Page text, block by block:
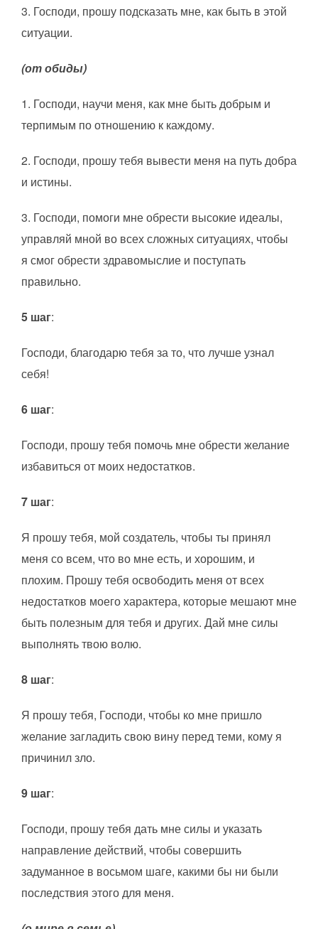
3. Господи, прошу подсказать мне, как быть в этой
ситуации.
(от обиды)
1. Господи, научи меня, как мне быть добрым и
терпимым по отношению к каждому.
2. Господи, прошу тебя вывести меня на путь добра
и истины.
3. Господи, помоги мне обрести высокие идеалы,
управляй мной во всех сложных ситуациях, чтобы
я смог обрести здравомыслие и поступать
правильно.
5 шаг:
Господи, благодарю тебя за то, что лучше узнал
себя!
6 шаг:
Господи, прошу тебя помочь мне обрести желание
избавиться от моих недостатков.
7 шаг:
Я прошу тебя, мой создатель, чтобы ты принял
меня со всем, что во мне есть, и хорошим, и
плохим. Прошу тебя освободить меня от всех
недостатков моего характера, которые мешают мне
быть полезным для тебя и других. Дай мне силы
выполнять твою волю.
8 шаг:
Я прошу тебя, Господи, чтобы ко мне пришло
желание загладить свою вину перед теми, кому я
причинил зло.
9 шаг:
Господи, прошу тебя дать мне силы и указать
направление действий, чтобы совершить
задуманное в восьмом шаге, какими бы ни были
последствия этого для меня.